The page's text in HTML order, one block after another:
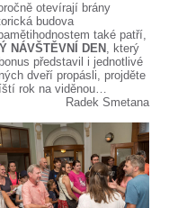
otevírají brány
budova
také patří,
NÁVŠTĚVNÍ DEN, který
představil i jednotlivé
dveří propásli, projděte
rok na viděnou…
Radek Smetana